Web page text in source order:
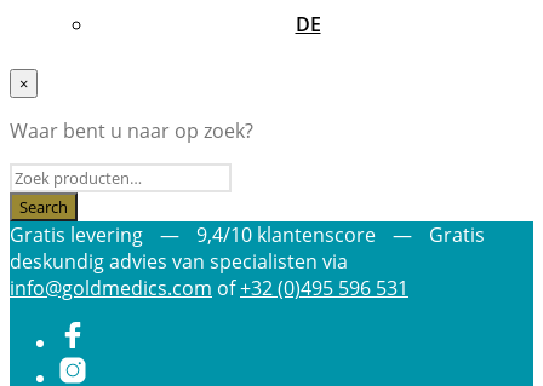
DE
×
Waar bent u naar op zoek?
Gratis levering — 9,4/10 klantenscore —
Gratis
deskundig advies van specialisten via
info@goldmedics.com of+32 (0)495 596 531